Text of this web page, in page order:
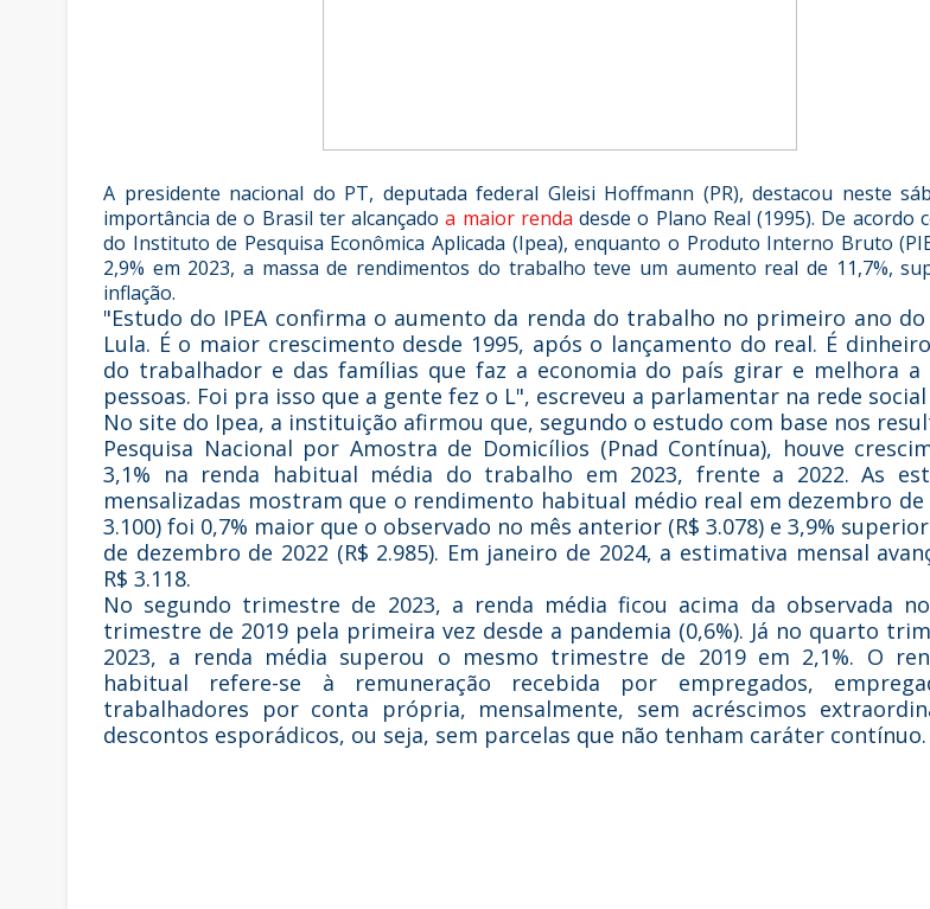
A presidente nacional do PT, deputada federal Gleisi Hoffmann (PR), destacou neste
importância de o Brasil ter alcançadoa maior renda desde o Plano Real (1995). De acordo
do Instituto de Pesquisa Econômica Aplicada (Ipea), enquanto o Produto Interno Bruto
2,9% em 2023, a massa de rendimentos do trabalho teve um aumento real de 11,7%,
inflação.
"Estudo do IPEA confirma o aumento da renda do trabalho no primeiro ano
Lula. É o maior crescimento desde 1995, após o lançamento do real. É
do trabalhador e das famílias que faz a economia do país girar e melhora a
pessoas. Foi pra isso que a gente fez o L", escreveu a parlamentar na rede social
No site do Ipea, a instituição afirmou que, segundo o estudo com base nos
Pesquisa Nacional por Amostra de Domicílios (Pnad Contínua), houve
3,1% na renda habitual média do trabalho em 2023, frente a 2022. As
mensalizadas mostram que o rendimento habitual médio real em dezembro de
3.100) foi 0,7% maior que o observado no mês anterior (R$ 3.078) e 3,9%
de dezembro de 2022 (R$ 2.985). Em janeiro de 2024, a estimativa mensal
R$ 3.118.
No segundo trimestre de 2023, a renda média ficou acima da observada
trimestre de 2019 pela primeira vez desde a pandemia (0,6%). Já no quarto
2023, a renda média superou o mesmo trimestre de 2019 em 2,1%. O
habitual refere-se à remuneração recebida por empregados,
trabalhadores por conta própria, mensalmente, sem acréscimos
descontos esporádicos, ou seja, sem parcelas que não tenham caráter contínuo.